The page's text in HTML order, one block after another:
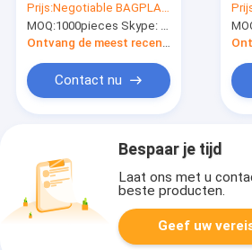
van de drankzak de
verpakkende zak,
Halloween-Partij voor
van de Bloedenergie
Dubbele Haven IV in
Prijs:Negotiable BAGPLASTICS@YAHOO.COM
MOQ:1000pieces Skype: mydearneil
Ontvang de meest recente Prijs
Contact nu
Bespaar je tijd
Laat ons met u
beste producten.
Geef uw